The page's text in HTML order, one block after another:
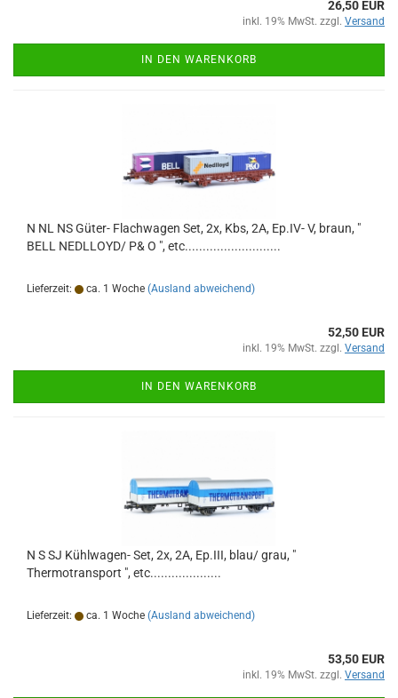
26,50 EUR
inkl. 19% MwSt. zzgl. Versand
IN DEN WARENKORB
N NL NS Güter- Flachwagen Set, 2x, Kbs, 2A, Ep.IV- V, braun, "
BELL NEDLLOYD/ P& O ", etc...........................
Lieferzeit: ca. 1 Woche (Ausland abweichend)
52,50 EUR
inkl. 19% MwSt. zzgl. Versand
IN DEN WARENKORB
N S SJ Kühlwagen- Set, 2x, 2A, Ep.III, blau/ grau, "
Thermotransport ", etc....................
Lieferzeit: ca. 1 Woche (Ausland abweichend)
53,50 EUR
inkl. 19% MwSt. zzgl. Versand